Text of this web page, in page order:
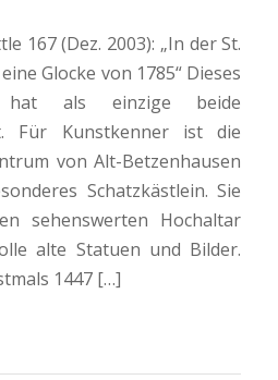
167 (Dez. 2003): „In der St.
Glocke von 1785“ Dieses
hat als einzige beide
Für Kunstkenner ist die
von Alt-Betzenhausen
Schatzkästlein. Sie
sehenswerten Hochaltar
alte Statuen und Bilder.
1447 […]